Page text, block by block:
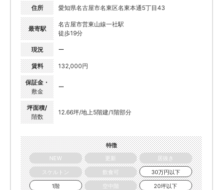
住所 愛知県名古屋市名東区名東本通5丁目43
最寄駅
名古屋市営東山線一社駅
徒歩19分
現況 ー
賃料 132,000円
保証金・
敷金
ー
坪面積/
階数
12.66坪/地上5階建/1階部分
特徴
NEW
更新
居抜き
スケルトン
飲食可
30万円以下
1階
空中階
20坪以下